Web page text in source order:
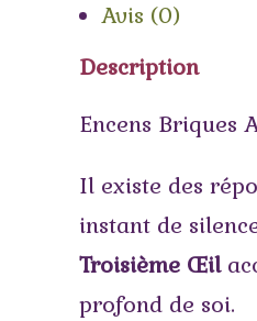
Avis (0)
Description
Encens
Il existe des
instant de
Troisième Œil
profond de soi.